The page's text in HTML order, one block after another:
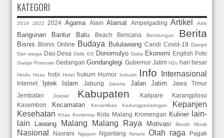
KATEGORI
2019 2022 2024 Agama Alam Alamat Ampelgading Artikel Artis
Bangunan Bantur Batu Beach Bencana Bendungan Berita
Bisnis Bisnis Online Budaya Bululawang Candi Covid-19 Dampit
Dari warga Dau Desa Didik GS Donomulyo Duka Ekonomi English Foto
Ganjar Pranowo Gedangan Gondanglegi Gubernur Jatim H2o hari besar
Hindu Hoax hobi Hotel hukum Humor Industri Info Internasional
Internet Iptek Islam Jabung Jakarta Jalan Jatim
Jawa Timur
Jembatan
Jokowi Kabupaten Kalipare
Karangploso
Kasembon
Kecamatan Kecantikan Kedungpedaringan
Kepanjen
Kesehatan Khas Komentar Kota Malang Kromengan Kuliner
lain-
lain
Lawang Malang Malang Raya Motivasi Murah Musik
Nasional Nasrani Ngajum Ngantang Notaris Olah raga Pagak